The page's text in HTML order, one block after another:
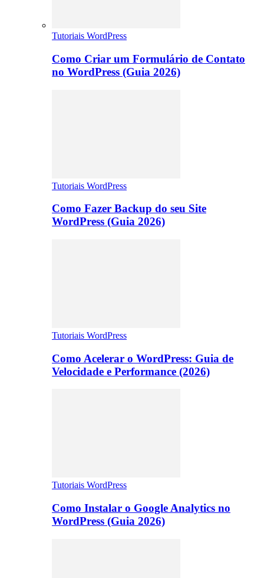
Tutoriais WordPress
Como Criar um Formulário de Contato
no WordPress (Guia 2026)
Tutoriais WordPress
Como Fazer Backup do seu Site
WordPress (Guia 2026)
Tutoriais WordPress
Como Acelerar o WordPress: Guia de
Velocidade e Performance (2026)
Tutoriais WordPress
Como Instalar o Google Analytics no
WordPress (Guia 2026)